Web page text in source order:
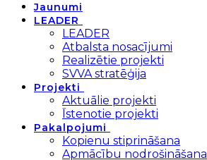
Jaunumi
LEADER
LEADER
Atbalsta nosacījumi
Realizētie projekti
SVVA stratēģija
Projekti
Aktuālie projekti
Īstenotie projekti
Pakalpojumi
Kopienu stiprināšana
Apmācību nodrošināšana